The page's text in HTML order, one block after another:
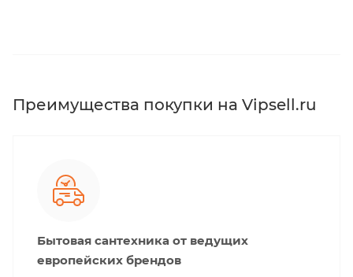
Преимущества покупки на Vipsell.ru
Бытовая сантехника от ведущих
европейских брендов